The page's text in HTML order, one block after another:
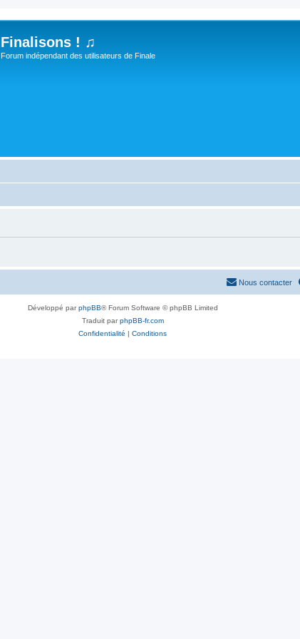
Finalisons ! ♫
Forum indépendant des utilisateurs de Finale
Nous contacter
Développé parphpBB® Forum Software © phpBB Limited
Traduit parphpBB-fr.com
Confidentialité | Conditions